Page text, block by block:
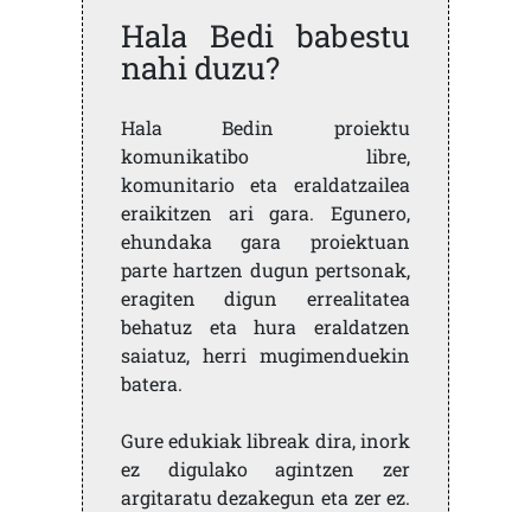
Hala Bedi babestu
nahi duzu?
Hala Bedin proiektu
komunikatibo libre,
komunitario eta eraldatzailea
eraikitzen ari gara. Egunero,
ehundaka gara proiektuan
parte hartzen dugun pertsonak,
eragiten digun errealitatea
behatuz eta hura eraldatzen
saiatuz, herri mugimenduekin
batera.
Gure edukiak libreak dira, inork
ez digulako agintzen zer
argitaratu dezakegun eta zer ez.